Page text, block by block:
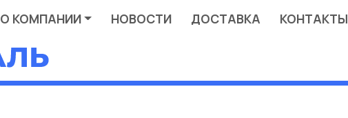
О КОМПАНИИ НОВОСТИ ДОСТАВКА КОНТАКТЫ